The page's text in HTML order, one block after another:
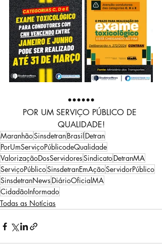
••••••
POR UM SERVIÇO PÚBLICO DE
QUALIDADE!
MaranhãoSinsdetranBrasil Detran
PorUmServiçoPúblicodeQualidade
ValorizaçãoDosServidoresSindicatoDetranMA
ServiçoPúblicoSinsdetranEmAçãoServidorPúblico
SinsdetranNews DiárioOficialMA
CidadãoInformado
Todas as Notícias